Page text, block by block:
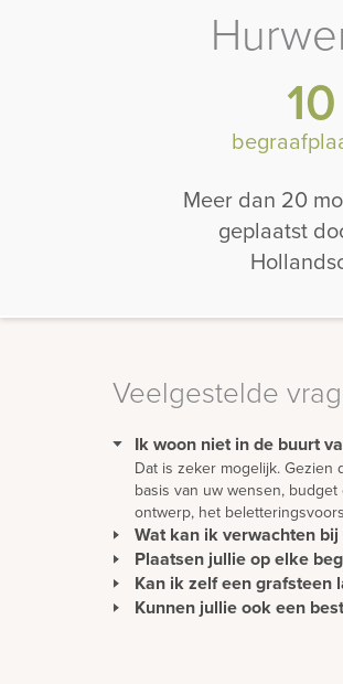
10
Meer dan 20
geplaatst
Veelgestelde
Ik woon niet in de buurt
Dat is zeker mogelijk.
basis van uw wensen,
ontwerp, het
Wat kan ik verwachten
In een prettige sfeer en in
beletteringsvoorbeelden en
buitenlucht bekijken. Zo
Plaatsen jullie op elke
Wij plaatsen monumenten
Ons team van vakmensen
Kan ik zelf een grafsteen
Een mooie en persoonlijke
Kunnen jullie ook een